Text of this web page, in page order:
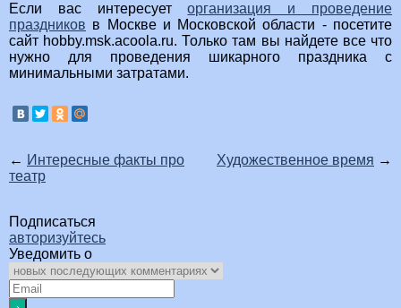
Если вас интересуеторганизация и проведение
праздников в Москве и Московской области - посетите
сайт hobby.msk.acoola.ru. Только там вы найдете все что
нужно для проведения шикарного праздника с
минимальными затратами.
← Интересные факты про
театр
Художественное время →
Подписаться
авторизуйтесь
Уведомить о